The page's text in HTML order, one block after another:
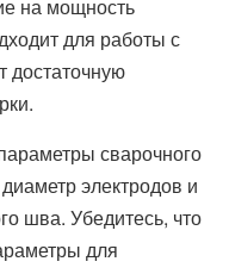
на мощность
для работы с
достаточную
сварочного
электродов и
шва. Убедитесь, что
для